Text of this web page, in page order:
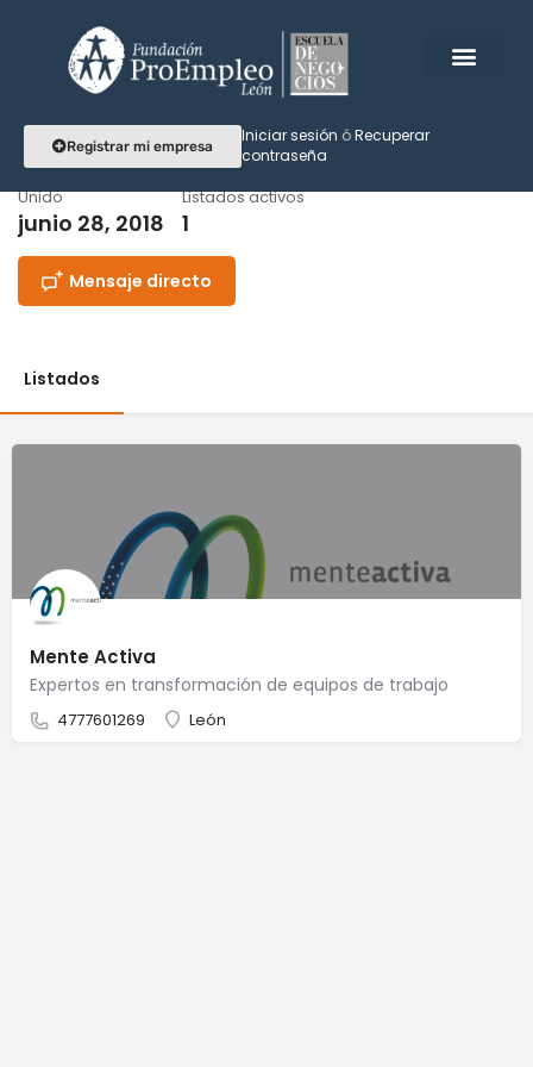
Registrar mi empresa
Iniciar sesión óRecuperar
contraseña
menteactivahoy
Unido
junio 28, 2018
Listados activos
1
Mensaje directo
Listados
Mente Activa
Expertos en transformación de equipos de trabajo
4777601269 León